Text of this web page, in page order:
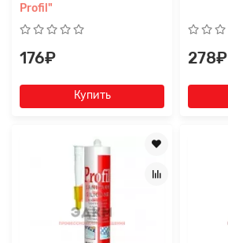
Profil"
176₽
Купить
278₽